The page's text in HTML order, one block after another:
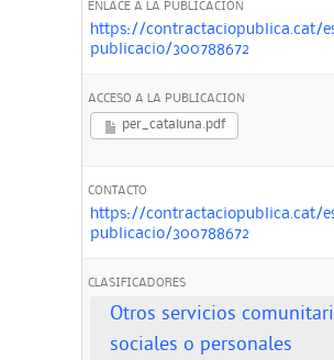
ENLACE A LA PUBLICACIÓN
https://contractaciopublica.cat/
publicacio/300788672
ACCESO A LA PUBLICACION
per_cataluna.pdf
CONTACTO
https://contractaciopublica.cat/
publicacio/300788672
CLASIFICADORES
Otros servicios
sociales o personales